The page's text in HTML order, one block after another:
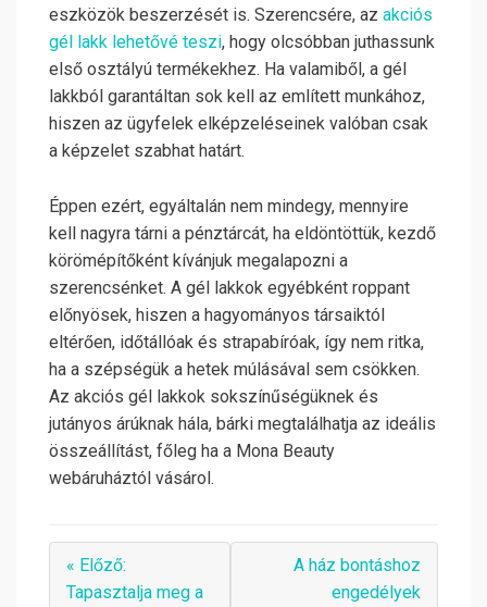
eszközök beszerzését is. Szerencsére, az akciós
gél lakk lehetővé teszi, hogy olcsóbban juthassunk
első osztályú termékekhez. Ha valamiből, a gél
lakkból garantáltan sok kell az említett munkához,
hiszen az ügyfelek elképzeléseinek valóban csak
a képzelet szabhat határt.
Éppen ezért, egyáltalán nem mindegy, mennyire
kell nagyra tárni a pénztárcát, ha eldöntöttük, kezdő
körömépítőként kívánjuk megalapozni a
szerencsénket. A gél lakkok egyébként roppant
előnyösek, hiszen a hagyományos társaiktól
eltérően, időtállóak és strapabíróak, így nem ritka,
ha a szépségük a hetek múlásával sem csökken.
Az akciós gél lakkok sokszínűségüknek és
jutányos árúknak hála, bárki megtalálhatja az ideális
összeállítást, főleg ha a Mona Beauty
webáruháztól vásárol.
« Előző:
Tapasztalja meg a
A ház bontáshoz
engedélyek